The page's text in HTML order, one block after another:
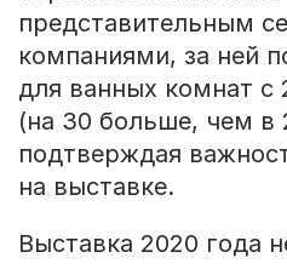
представительным
компаниями, за ней
для ванных комнат с
(на 30 больше, чем в
подтверждая
на выставке.
Выставка 2020 года